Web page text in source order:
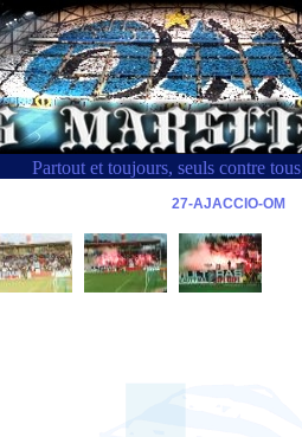
Partout et toujours, seuls contre tous
27-AJACCIO-OM